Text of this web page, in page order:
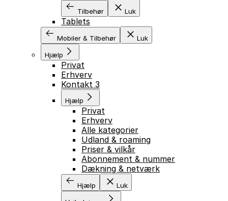
Tilbehør Luk
Tablets
Mobiler & Tilbehør Luk
Hjælp
Privat
Erhverv
Kontakt 3
Hjælp
Privat
Erhverv
Alle kategorier
Udland & roaming
Priser & vilkår
Abonnement & nummer
Dækning & netværk
Hjælp Luk